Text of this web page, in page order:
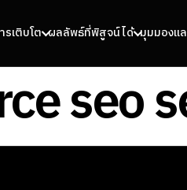
รเติบโต ผลลัพธ์ที่พิสูจน์ได้ มุมมองแ
seo